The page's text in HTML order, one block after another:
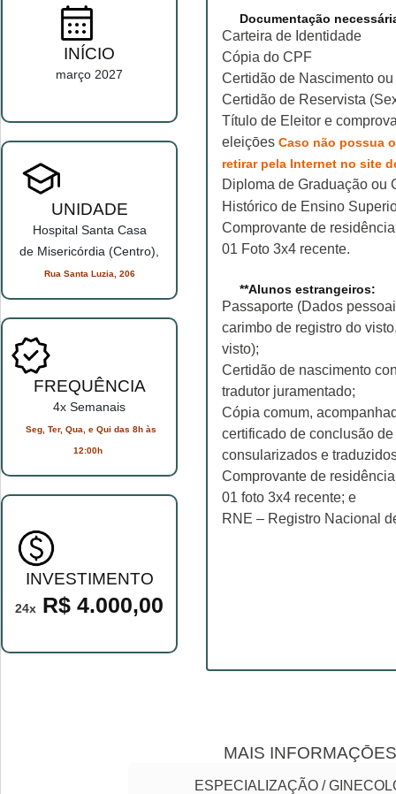
INÍCIO
março 2027
UNIDADE
Hospital Santa Casa
de Misericórdia (Centro),
Rua Santa Luzia, 206
FREQUÊNCIA
4x Semanais
Seg, Ter, Qua, e Qui das 8h às
12:00h
INVESTIMENTO
24x R$ 4.000,00
Documentação
Carteira de Identidade
Cópia do CPF
Certidão de Nascimento
Certidão de Reservista
Título de Eleitor e
eleiçōes Caso não possua
retirar pela Internet no site
Diploma de Graduação ou
Histórico de Ensino
Comprovante de
01 Foto 3x4 recente.
**Alunos estrangeiros:
Passaporte (Dados
carimbo de registro do
visto);
Certidão de nascimento
tradutor juramentado;
Cópia comum,
certificado de conclusão
consularizados e
Comprovante de
01 foto 3x4 recente; e
RNE – Registro Nacional
MAIS INFORMAÇŌES
ESPECIALIZAÇÃO /